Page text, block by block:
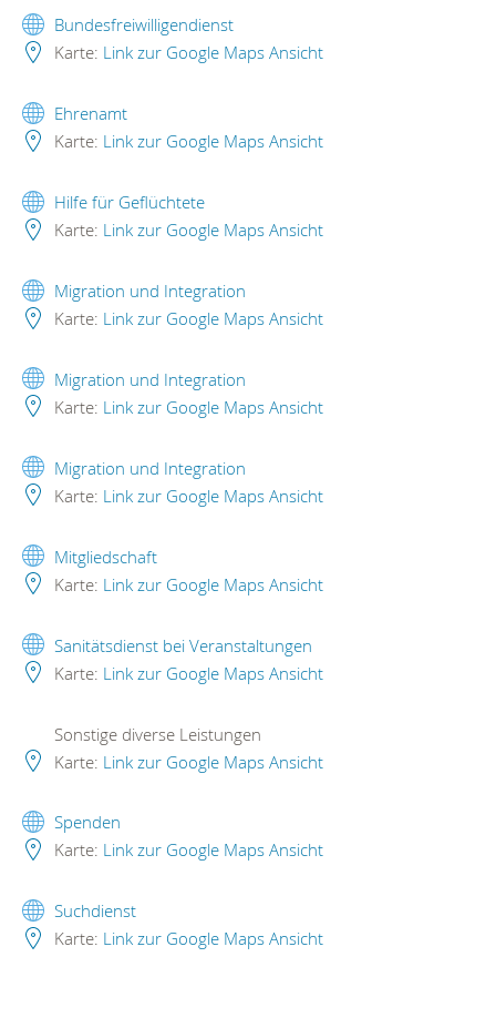
Bundesfreiwilligendienst
Karte: Link zur Google Maps Ansicht
Ehrenamt
Karte: Link zur Google Maps Ansicht
Hilfe für Geflüchtete
Karte: Link zur Google Maps Ansicht
Migration und Integration
Karte: Link zur Google Maps Ansicht
Migration und Integration
Karte: Link zur Google Maps Ansicht
Migration und Integration
Karte: Link zur Google Maps Ansicht
Mitgliedschaft
Karte: Link zur Google Maps Ansicht
Sanitätsdienst bei Veranstaltungen
Karte: Link zur Google Maps Ansicht
Sonstige diverse Leistungen
Karte: Link zur Google Maps Ansicht
Spenden
Karte: Link zur Google Maps Ansicht
Suchdienst
Karte: Link zur Google Maps Ansicht